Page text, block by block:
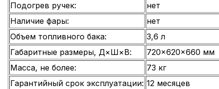
Подогрев ручек:
нет
Наличие фары:
нет
Объем топливного бака:
3,6 л
Габаритные размеры, Д×Ш×В:
720x620x660 мм
Масса, не более:
73 кг
Гарантийный срок эксплуатации: 12 месяцев